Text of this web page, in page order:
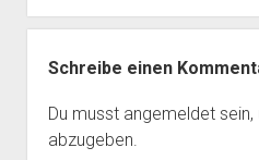
Schreibe einen
Du musst angemeldetsein,
abzugeben.